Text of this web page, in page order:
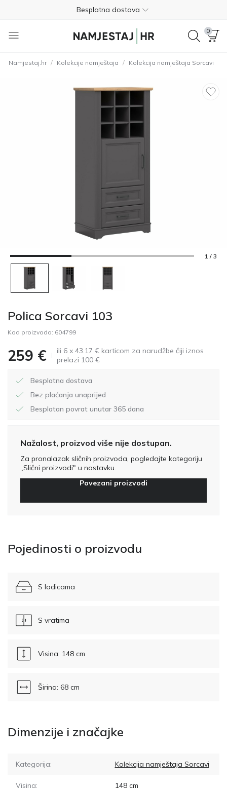
Besplatna dostava
Nije potrebno plaćanje unaprijed
01 8000 383
4.8
Besplatna dostava
Nije potrebno plaćanje unaprijed
Besplatan povrat unutar 365 dana
4.8
0
Namjestaj.hr / Kolekcije namještaja / Kolekcija namještaja Sorcavi
1 / 3
Polica Sorcavi 103
Kod proizvoda: 604799
259 €
ili 6 x 43.17 € karticom za narudžbe čiji iznos
prelazi 100 €
Besplatna dostava
Bez plaćanja unaprijed
Besplatan povrat unutar 365 dana
Nažalost, proizvod više nije dostupan.
Za pronalazak sličnih proizvoda, pogledajte kategoriju
„Slični proizvodi" u nastavku.
Povezani proizvodi
Pojedinosti o proizvodu
S ladicama
S vratima
Visina: 148 cm
Širina: 68 cm
Dimenzije i značajke
Kategorija: Kolekcija namještaja Sorcavi
Visina: 148cm